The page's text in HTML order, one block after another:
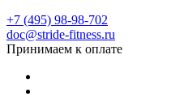
+7 (495) 98-98-702
doc@stride-fitness.ru
Принимаем к оплате